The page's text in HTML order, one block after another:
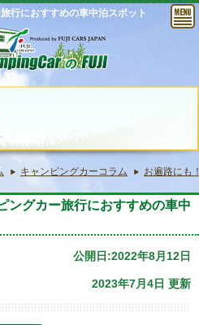
行におすすめの車中泊スポット
キャンピングカーコラム お遍路にも
ングカー旅行におすすめの車中
公開日:2022年8月12日
2023年7月4日 更新